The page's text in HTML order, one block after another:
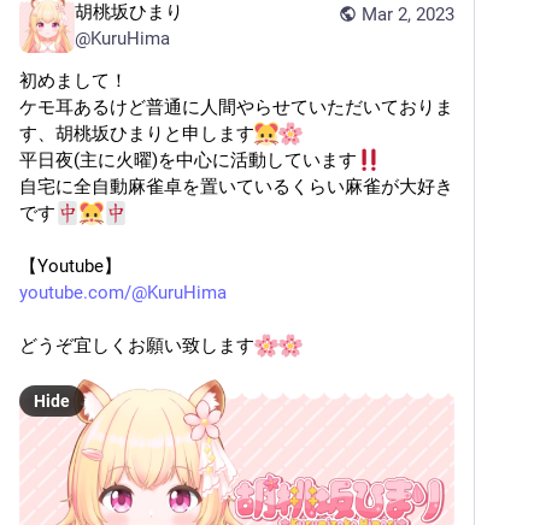
Mar 2, 2023
胡桃坂ひまり
@KuruHima
初めまして！
ケモ耳あるけど普通に人間やらせていただいておりま
す、胡桃坂ひまりと申します
平日夜(主に火曜)を中心に活動しています
自宅に全自動麻雀卓を置いているくらい麻雀が大好き
です
【Youtube】
youtube.com/@KuruHima
どうぞ宜しくお願い致します
Hide